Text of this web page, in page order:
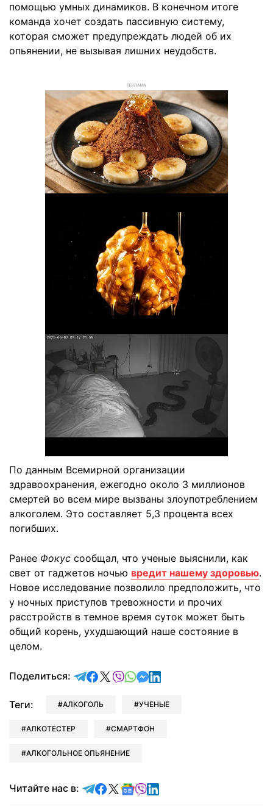
помощью умных динамиков. В конечном итоге
команда хочет создать пассивную систему,
которая сможет предупреждать людей об их
опьянении, не вызывая лишних неудобств.
РЕКЛАМА
По данным Всемирной организации
здравоохранения, ежегодно около 3 миллионов
смертей во всем мире вызваны злоупотреблением
алкоголем. Это составляет 5,3 процента всех
погибших.
Ранее Фокус сообщал, что ученые выяснили, как
свет от гаджетов ночью вредит нашему здоровью.
Новое исследование позволило предположить, что
у ночных приступов тревожности и прочих
расстройств в темное время суток может быть
общий корень, ухудшающий наше состояние в
целом.
Поделиться: отправить в Telegram
поделиться в Facebook
поделиться в X
отправить в Viber
отправить в Whatsapp
отправить в Messenger
отправить в LinkedIn
Теги: АЛКОГОЛЬ УЧЕНЫЕ
АЛКОТЕСТЕР СМАРТФОН
АЛКОГОЛЬНОЕ ОПЬЯНЕНИЕ
Читайте нас в: Читайте в Telegram
Читайте в Facebook
Читайте в X
Читайте в Google news
Читайте в Viber
Читайте в LinkedIn